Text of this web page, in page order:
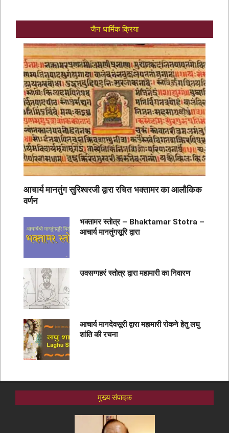
जैन धार्मिक क्रिया
आचार्य मानतुंग सुरिश्वरजी द्वारा रचित भक्तामर का आलौकिक
वर्णन
भक्तामर स्तोत्र – Bhaktamar Stotra –
आचार्य मानतुंगसूरि द्वारा
उवसग्गहरं स्तोत्र द्वारा महामारी का निवारण
आचार्य मानदेवसूरी द्वारा महामारी रोकने हेतु लघु
शांति की रचना
मुख्य संपादक